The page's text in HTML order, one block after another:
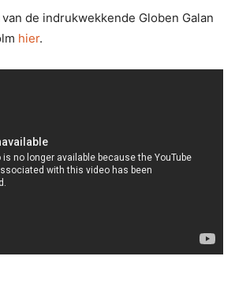
de indrukwekkende Globen Galan
hier.